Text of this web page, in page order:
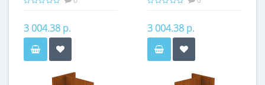
3 004.38 р. 3 004.38 р.